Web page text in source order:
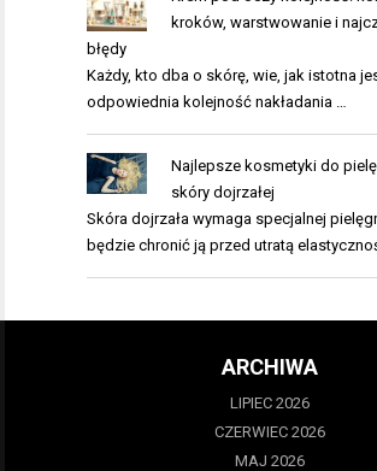
kroków, warstwowanie i
błędy
Każdy, kto dba o skórę, wie, jak istotna
odpowiednia kolejność nakładania …
Najlepsze kosmetyki do
skóry dojrzałej
Skóra dojrzała wymaga specjalnej
będzie chronić ją przed utratą
ARCHIWA
LIPIEC 2026
CZERWIEC 2026
MAJ 2026